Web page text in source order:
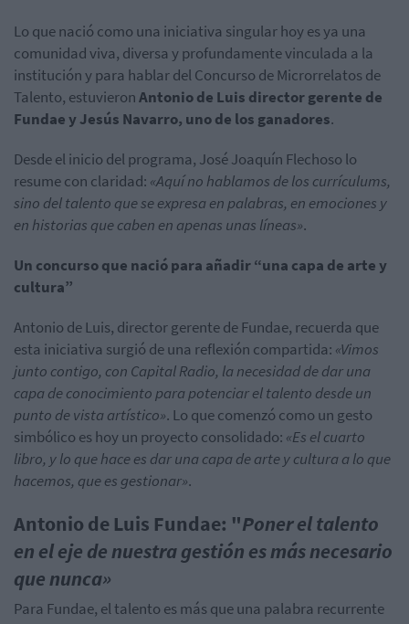
Lo que nació como una iniciativa singular hoy es ya una
comunidad viva, diversa y profundamente vinculada a la
institución y para hablar del Concurso de Microrrelatos de
Talento, estuvieronAntonio de Luis director gerente de
Fundaey Jesús Navarro, uno de los ganadores.
Desde el inicio del programa, José Joaquín Flechoso lo
resume con claridad: «Aquí no hablamos de los currículums,
sino del talento que se expresa en palabras, en emociones y
en historias que caben en apenas unas líneas».
Un concurso que nació para añadir “una capa de arte y
cultura”
Antonio de Luis, director gerente deFundae, recuerda que
esta iniciativa surgió de una reflexión compartida: «Vimos
junto contigo, con Capital Radio, la necesidad de dar una
capa de conocimiento para potenciar el talento desde un
punto de vista artístico». Lo que comenzó como un gesto
simbólico es hoy un proyecto consolidado: «Es el cuarto
libro, y lo que hace es dar una capa de arte y cultura a lo que
hacemos, que es gestionar».
Antonio de Luis Fundae: "Poner el talento
en el eje de nuestra gestión es más necesario
que nunca»
Para Fundae, el talento es más que una palabra recurrente